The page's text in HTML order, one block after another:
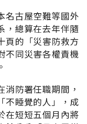
名古屋空難等國外
，總算在去年伴隨
頁的「災害防救方
不同災害各權責機
防署任職期間，
不睡覺的人」，成
在短短五個月內將